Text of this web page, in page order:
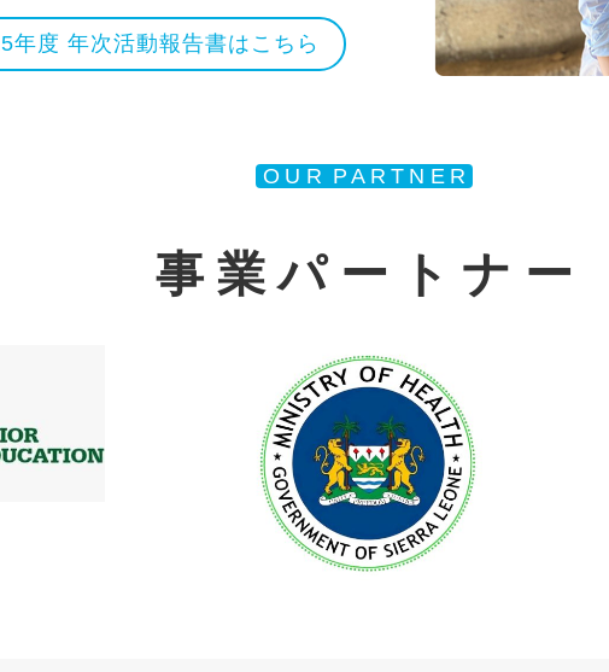
年度 年次活動報告書はこちら
O U R P A R T N E R
事 業 パ ー ト ナ ー